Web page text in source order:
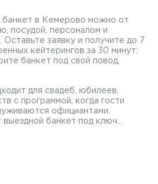
банкет в Кемерово можно от
посудой, персоналом и
заявку и получите до 7
кейтерингов за 30 минут:
банкет под свой повод,
для свадеб, юбилеев,
с программой, когда гости
официантами.
банкет под ключ...